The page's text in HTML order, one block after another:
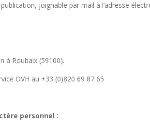
joignable par mail à l’adresse
à Roubaix (59100).
OVH au +33 (0)820 69 87 65
personnel :